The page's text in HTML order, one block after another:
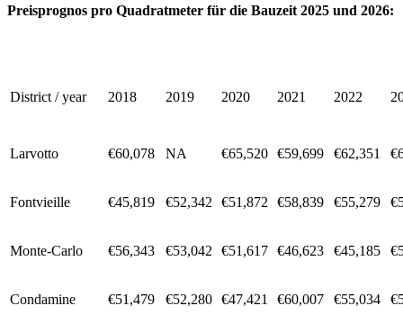
Preisprognos pro Quadratmeter für die Bauzeit 2025 und 2026:
District / year 2018 2019 2020 2021 2022
Larvotto €60,078 NA €65,520 €59,699 €62,351
Fontvieille €45,819 €52,342 €51,872 €58,839 €55,279
Monte-Carlo €56,343 €53,042 €51,617 €46,623 €45,185
Condamine €51,479 €52,280 €47,421 €60,007 €55,034